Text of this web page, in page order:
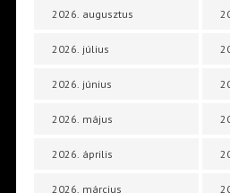
2026. augusztus
2026. július
2026. június
2026. május
2026. április
2026. március